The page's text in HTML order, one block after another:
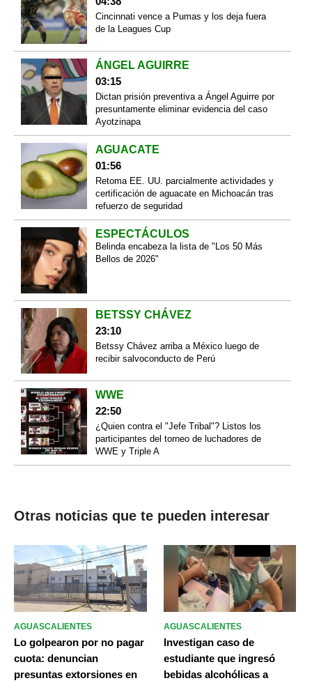
Cincinnati vence a Pumas y los deja fuera
de la Leagues Cup
ÁNGEL AGUIRRE
03:15
Dictan prisión preventiva a Ángel Aguirre por
presuntamente eliminar evidencia del caso
Ayotzinapa
AGUACATE
01:56
Retoma EE. UU. parcialmente actividades y
certificación de aguacate en Michoacán tras
refuerzo de seguridad
ESPECTÁCULOS
Belinda encabeza la lista de "Los 50 Más
Bellos de 2026"
BETSSY CHÁVEZ
23:10
Betssy Chávez arriba a México luego de
recibir salvoconducto de Perú
WWE
22:50
¿Quien contra el "Jefe Tribal"? Listos los
participantes del torneo de luchadores de
WWE y Triple A
Otras noticias que te pueden interesar
AGUASCALIENTES
Lo golpearon por no pagar
cuota: denuncian
presuntas extorsiones en
AGUASCALIENTES
Investigan caso de
estudiante que ingresó
bebidas alcohólicas a